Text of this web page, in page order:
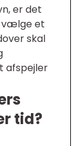
er det
vælge et
skal
afspejler
tid?